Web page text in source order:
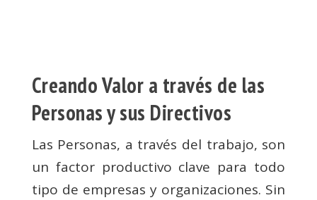
Creando Valor a través de las
Personas y sus Directivos
Las Personas, a través del trabajo, son
un factor productivo clave para todo
tipo de empresas y organizaciones. Sin